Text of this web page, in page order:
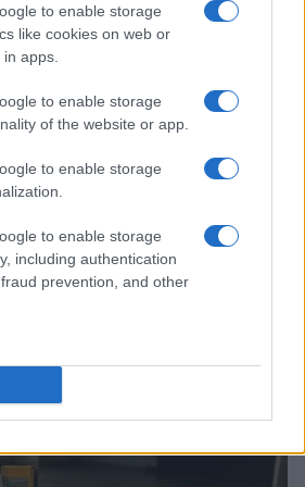
to enable storage
like cookies on web or
apps.
to enable storage
of the website or app.
to enable storage
to enable storage
including authentication
prevention, and other
2026